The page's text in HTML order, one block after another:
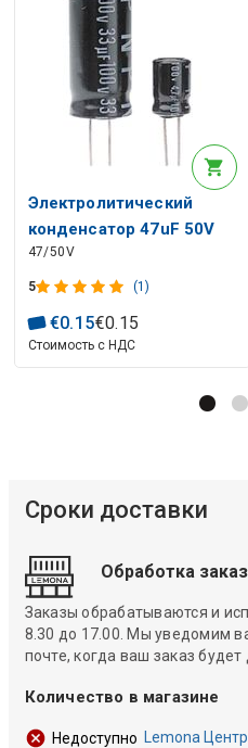
Электролитический
конденсатор 47uF 50V
105° 6x12mm RoHS
47/50V
5 (1)
€0.15€0.15
Стоимость с НДС
Сроки доставки
Обработка
Заказы обрабатываются и
8.30 до 17.00. Мы уведомим
почте, когда ваш заказ будет
Количество в магазине
Недоступно Lemona